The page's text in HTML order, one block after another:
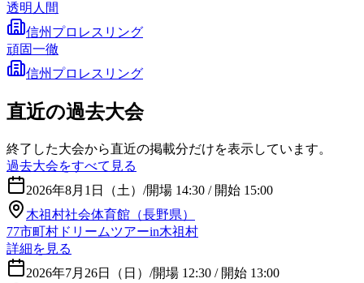
透明人間
信州プロレスリング
頑固一徹
信州プロレスリング
直近の過去大会
終了した大会から直近の掲載分だけを表示しています。
過去大会をすべて見る
2026年8月1日（土） /開場 14:30 / 開始 15:00
木祖村社会体育館（長野県）
77市町村ドリームツアーin木祖村
詳細を見る
2026年7月26日（日） /開場 12:30 / 開始 13:00